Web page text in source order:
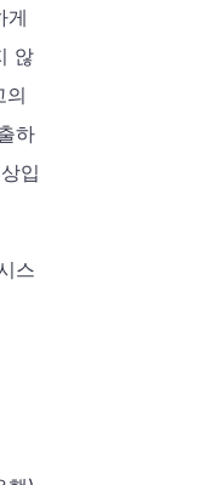
게
않
의
하
입
스